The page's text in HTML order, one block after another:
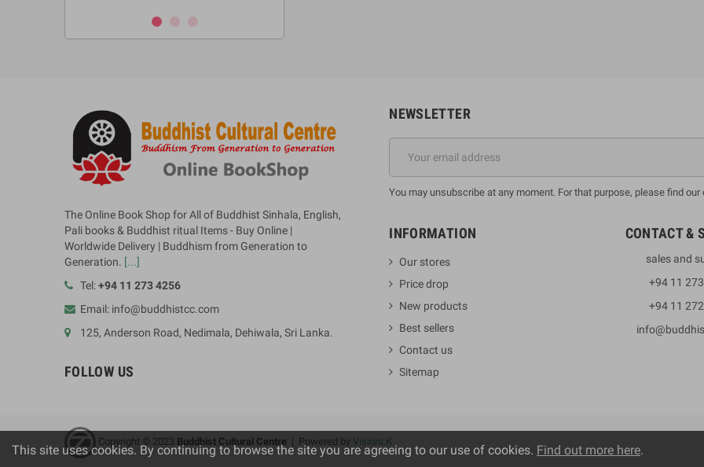
The Online Book Shop for All of Buddhist Sinhala, English,
Pali books & Buddhist ritual Items - Buy Online |
Worldwide Delivery | Buddhism from Generation to
Generation. [...]
Tel:+94 11 273 4256
Email: info@buddhistcc.com
125, Anderson Road, Nedimala, Dehiwala, Sri Lanka.
FOLLOW US
NEWSLETTER
You may unsubscribe at any moment. For that purpose, please find
INFORMATION
Our stores
Price drop
New products
Best sellers
Contact us
Sitemap
CONTACT &
sales and
+94 11
+94 11
Copyright © 2023 Buddhist Cultural Centre | Powered by VisionLK
This site uses cookies. By continuing to browse the site you are agreeing to our use of cookies. Find out more here.